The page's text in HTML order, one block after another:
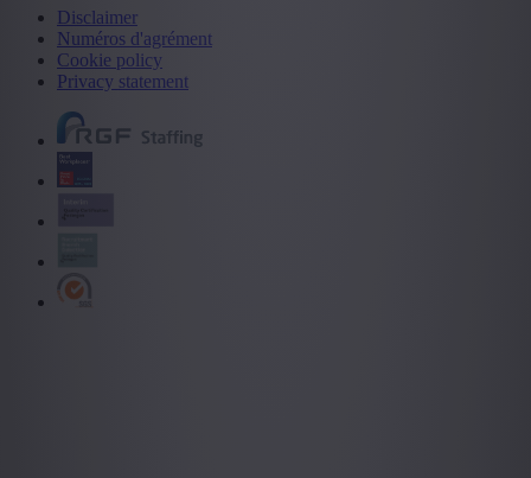
Disclaimer
Numéros d'agrément
Cookie policy
Privacy statement